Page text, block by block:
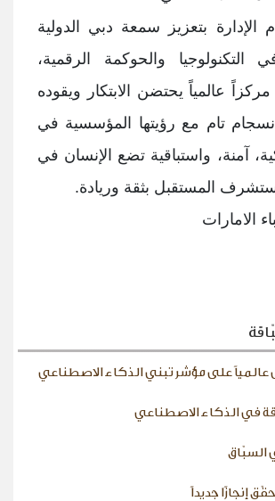
الإدارة بتعزيز سمعة دبي الدولية
التكنولوجيا والحوكمة الرقمية،
عالمياً يحتضن الابتكار ويقوده
تام مع رؤيتها المؤسسية في
آمنة، واستباقية تضع الإنسان في
المستقبل بثقة وريادة.
الامارات
عالمياً على مؤشر تبني الذكاء الاصطناعي
في الذكاء الاصطناعي
السبّاق
إنجازًا جديداً